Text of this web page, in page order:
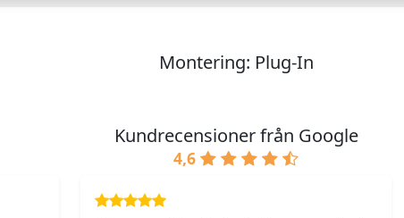
Montering: Plug-In
Kundrecensioner från Google
4,6